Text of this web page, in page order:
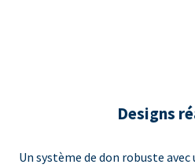
Designs
Un système de don robuste